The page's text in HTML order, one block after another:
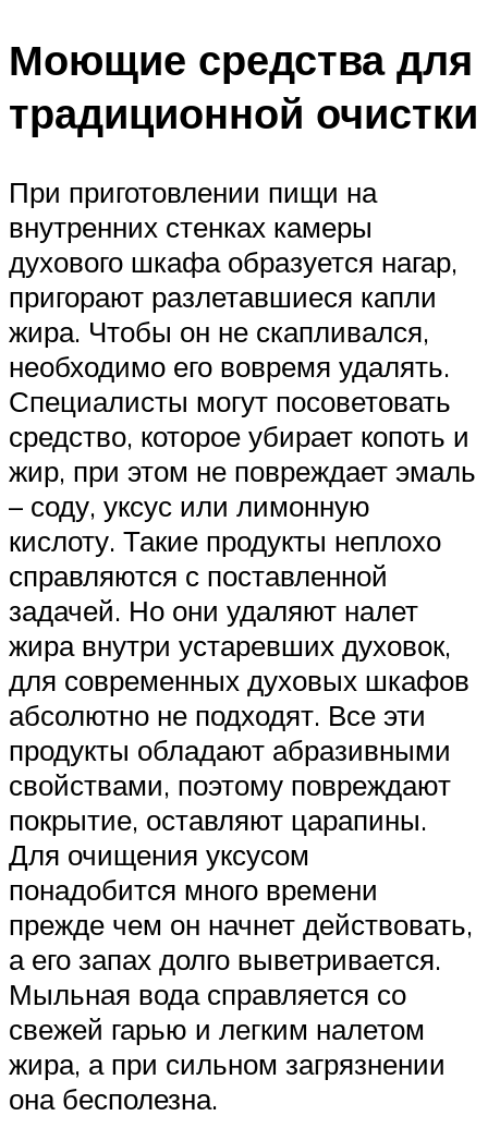
Моющие средства для
традиционной очистки
При приготовлении пищи на
внутренних стенках камеры
духового шкафа образуется нагар,
пригорают разлетавшиеся капли
жира. Чтобы он не скапливался,
необходимо его вовремя удалять.
Специалисты могут посоветовать
средство, которое убирает копоть и
жир, при этом не повреждает эмаль
– соду, уксус или лимонную
кислоту. Такие продукты неплохо
справляются с поставленной
задачей. Но они удаляют налет
жира внутри устаревших духовок,
для современных духовых шкафов
абсолютно не подходят. Все эти
продукты обладают абразивными
свойствами, поэтому повреждают
покрытие, оставляют царапины.
Для очищения уксусом
понадобится много времени
прежде чем он начнет действовать,
а его запах долго выветривается.
Мыльная вода справляется со
свежей гарью и легким налетом
жира, а при сильном загрязнении
она бесполезна.